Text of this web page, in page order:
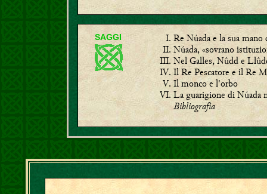
SAGGI
Re Núada e la sua
Núada, «sovrano
Nel Galles, Nûdd e
Il Re Pescatore e il Re
Il monco e l'orbo
La guarigione di Núada
Bibliografia